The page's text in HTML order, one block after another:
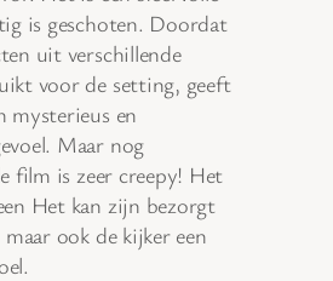
is geschoten. Doordat
uit verschillende
voor de setting, geeft
mysterieus en
Maar nog
film is zeer creepy! Het
Het kan zijn bezorgt
maar ook de kijker een